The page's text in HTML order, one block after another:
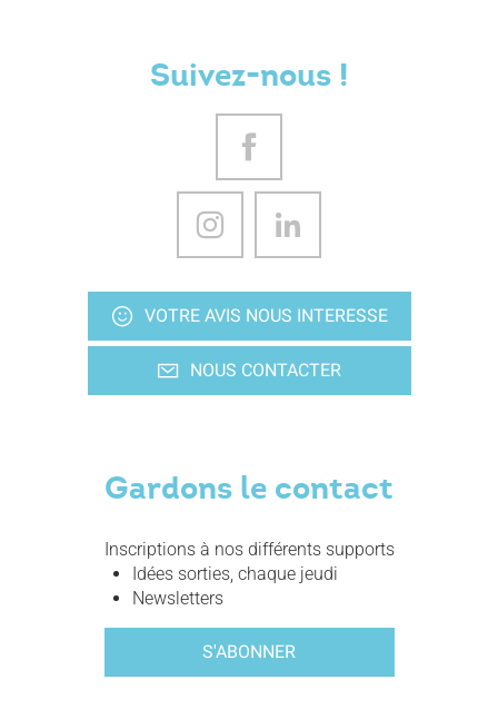
Suivez-nous !
VOTRE AVIS NOUS INTERESSE
NOUS CONTACTER
Gardons le contact
Inscriptions à nos différents supports
Idées sorties, chaque jeudi
Newsletters
S'ABONNER